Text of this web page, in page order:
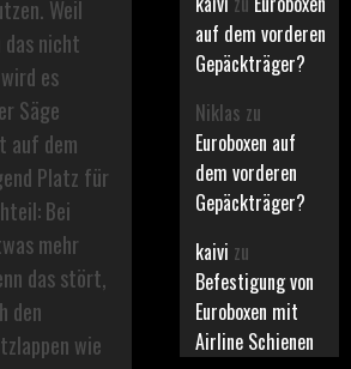
Weil
das nicht
es
Säge
auf dem
Platz für
Bei
mehr
das stört,
den
wie
auf dem vorderen
Gepäckträger?
Niklas zu
Euroboxen auf
dem vorderen
Gepäckträger?
kaivi zu
Befestigung von
Euroboxen mit
Airline Schienen